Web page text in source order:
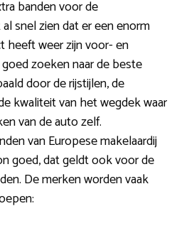
banden voor de
snel zien dat er een enorm
heeft weer zijn voor- en
zoeken naar de beste
door de rijstijlen, de
kwaliteit van het wegdek waar
van de auto zelf.
van Europese makelaardij
goed, dat geldt ook voor de
De merken worden vaak